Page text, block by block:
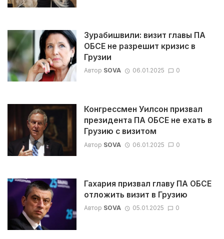
Зурабишвили: визит главы ПА
ОБСЕ не разрешит кризис в
Грузии
Автор SOVA 06.01.2025 0
Конгрессмен Уилсон призвал
президента ПА ОБСЕ не ехать в
Грузию с визитом
Автор SOVA 06.01.2025 0
Гахария призвал главу ПА ОБСЕ
отложить визит в Грузию
Автор SOVA 05.01.2025 0